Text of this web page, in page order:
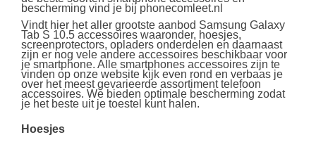
bescherming vind je bij phonecomleet.nl
Vindt hier het aller grootste aanbod Samsung Galaxy
Tab S 10.5 accessoires waaronder, hoesjes,
screenprotectors, opladers onderdelen en daarnaast
zijn er nog vele andere accessoires beschikbaar voor
je smartphone. Alle smartphones accessoires zijn te
vinden op onze website kijk even rond en verbaas je
over het meest gevarieerde assortiment telefoon
accessoires. We bieden optimale bescherming zodat
je het beste uit je toestel kunt halen.
Hoesjes